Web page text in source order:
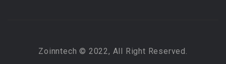
Zoinntech © 2022, All Right Reserved.